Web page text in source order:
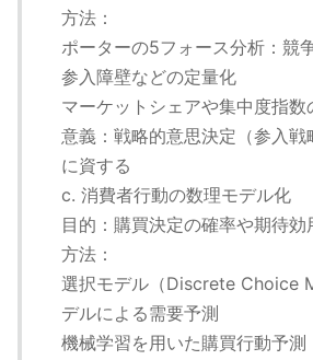
方法：
ポーターの5フォース分析：競
参入障壁などの定量化
マーケットシェアや集中度指数
意義：戦略的意思決定（参入戦
に資する
c. 消費者行動の数理モデル化
目的：購買決定の確率や期待効
方法：
選択モデル（Discrete Choice
デルによる需要予測
機械学習を用いた購買行動予測